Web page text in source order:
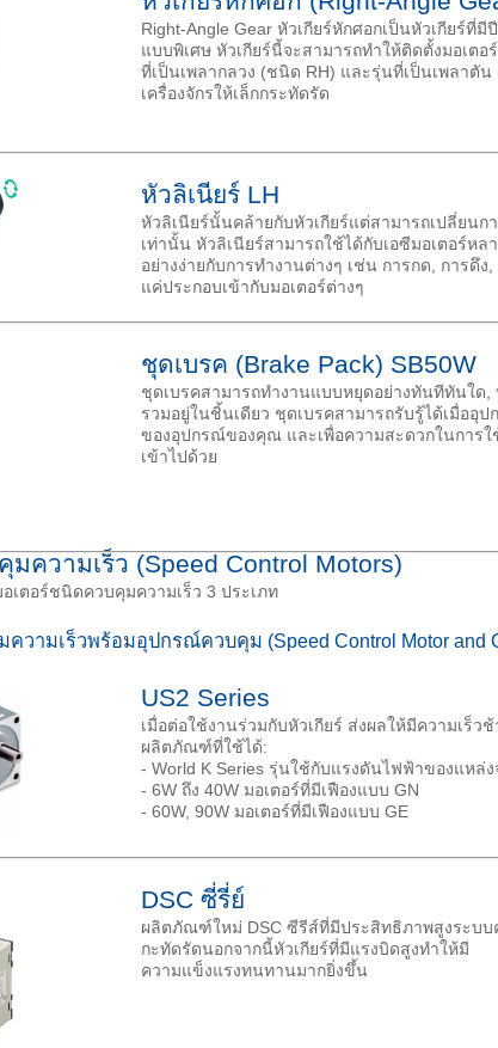
Right-Angle Gear หัวเกียร์หักศอกเป็นหัวเกียร์ที่
แบบพิเศษ หัวเกียร์นี้จะสามารถทำให้ติดตั้งมอเต
ที่เป็นเพลากลวง (ชนิด RH) และรุ่นที่เป็นเพลาตั
เครื่องจักรให้เล็กกระทัดรัด
หัวลิเนียร์ LH
หัวลิเนียร์นั้นคล้ายกับหัวเกียร์แต่สามารถเปลี่ยนก
เท่านั้น หัวลิเนียร์สามารถใช้ได้กับเอซีมอเตอร์
อย่างง่ายกับการทำงานต่างๆ เช่น การกด, การดึ
แค่ประกอบเข้ากับมอเตอร์ต่างๆ
ชุดเบรค (Brake Pack) SB50W
ชุดเบรคสามารถทำงานแบบหยุดอย่างทันทีทันใด
รวมอยู่ในชิ้นเดียว ชุดเบรคสามารถรับรู้ได้เมื่ออุ
ของอุปกรณ์ของคุณ และเพื่อความสะดวกในกา
เข้าไปด้วย
ความเร็ว (Speed Control Motors)
เตอร์ชนิดควบคุมความเร็ว 3 ประเภท
วามเร็วพร้อมอุปกรณ์ควบคุม (Speed Control Motor and
US2 Series
เมื่อต่อใช้งานร่วมกับหัวเกียร์ ส่งผลให้มีความเร็
ผลิตภัณฑ์ที่ใช้ได้:
- World K Series รุ่นใช้กับแรงดันไฟฟ้าของแหล่ง
- 6W ถึง 40W มอเตอร์ที่มีเฟืองแบบ GN
- 60W, 90W มอเตอร์ที่มีเฟืองแบบ GE
DSC ซี่รี่ย์
ผลิตภัณฑ์ใหม่ DSC ซีรีส์ที่มีประสิทธิภาพสูงระบบ
กะทัดรัดนอกจากนี้หัวเกียร์ที่มีแรงบิดสูงทำให้มี
ความแข็งแรงทนทานมากยิ่งขึ้น